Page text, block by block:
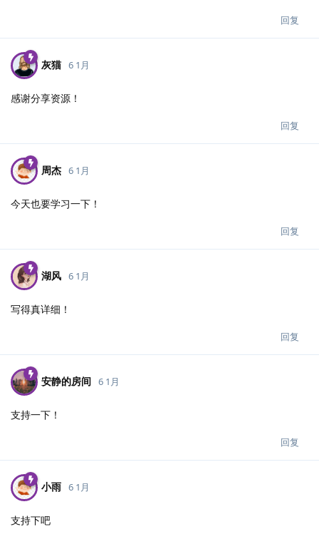
回复
灰猫 6 1月
感谢分享资源！
回复
周杰 6 1月
今天也要学习一下！
回复
湖风 6 1月
写得真详细！
回复
安静的房间 6 1月
支持一下！
回复
小雨 6 1月
支持下吧